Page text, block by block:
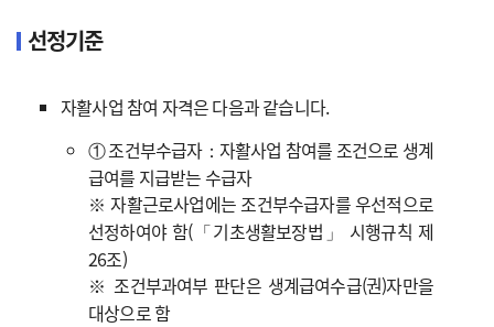
선정기준
자활사업 참여 자격은 다음과 같습니다.
① 조건부수급자：자활사업 참여를 조건으로 생계
급여를 지급받는 수급자
※ 자활근로사업에는 조건부수급자를 우선적으로
선정하여야 함(「기초생활보장법」 시행규칙 제
26조)
※ 조건부과여부 판단은 생계급여수급(권)자만을
대상으로 함